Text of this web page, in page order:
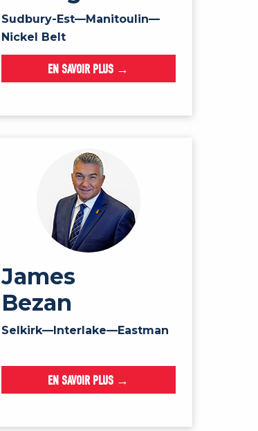
Sudbury-Est—Manitoulin—
Nickel Belt
EN SAVOIR PLUS →
James
Bezan
Selkirk—Interlake—Eastman
EN SAVOIR PLUS →